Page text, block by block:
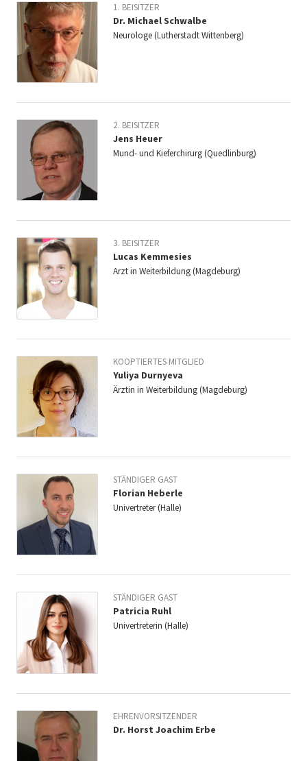
1. BEISITZER
Dr. Michael Schwalbe
Neurologe (Lutherstadt Wittenberg)
2. BEISITZER
Jens Heuer
Mund- und Kieferchirurg (Quedlinburg)
3. BEISITZER
Lucas Kemmesies
Arzt in Weiterbildung (Magdeburg)
KOOPTIERTES MITGLIED
Yuliya Durnyeva
Ärztin in Weiterbildung (Magdeburg)
STÄNDIGER GAST
Florian Heberle
Univertreter (Halle)
STÄNDIGER GAST
Patricia Ruhl
Univertreterin (Halle)
EHRENVORSITZENDER
Dr. Horst Joachim Erbe